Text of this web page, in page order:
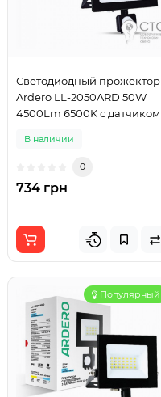
Светодиодный прожектор
Ardero LL-2050ARD 50W
4500Lm 6500K с датчиком
В наличии
0
734 грн
Популярный